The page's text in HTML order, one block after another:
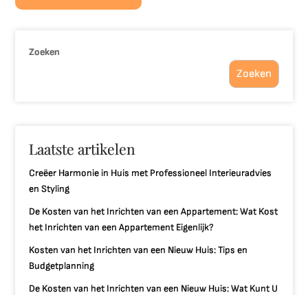
Zoeken
Zoeken
Laatste artikelen
Creëer Harmonie in Huis met Professioneel Interieuradvies
en Styling
De Kosten van het Inrichten van een Appartement: Wat Kost
het Inrichten van een Appartement Eigenlijk?
Kosten van het Inrichten van een Nieuw Huis: Tips en
Budgetplanning
De Kosten van het Inrichten van een Nieuw Huis: Wat Kunt U